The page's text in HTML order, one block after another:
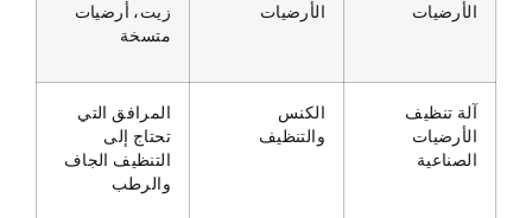
الأرضيات
الأرضيات
زيت، أرضيات
متسخة
آلة تنظيف
الأرضيات
الصناعية
الكنس
والتنظيف
المرافق التي
تحتاج إلى
التنظيف الجاف
والرطب